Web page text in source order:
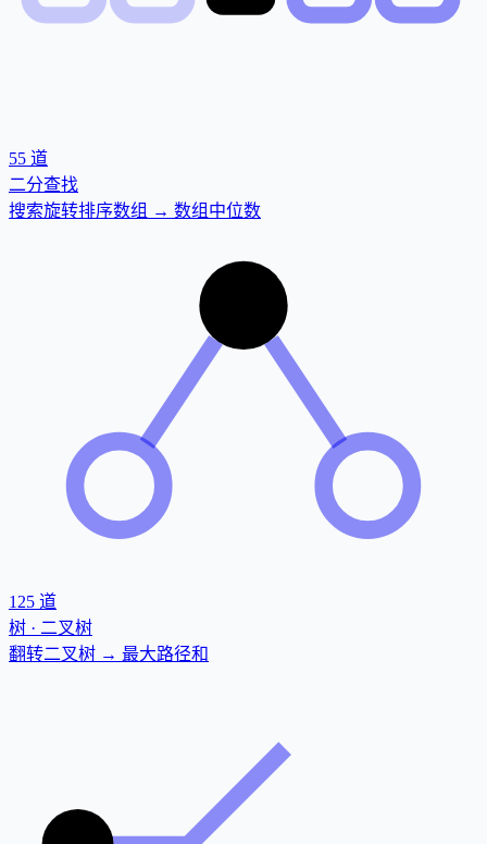
55 道
二分查找
搜索旋转排序数组 → 数组中位数
125 道
树 · 二叉树
翻转二叉树 → 最大路径和